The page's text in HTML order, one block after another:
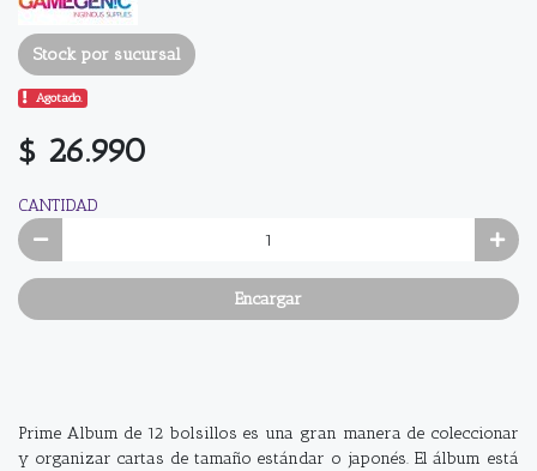
Stock por sucursal
Agotado.
$ 26.990
CANTIDAD
Encargar
Prime Album de 12 bolsillos es una gran manera de coleccionar
y organizar cartas de tamaño estándar o japonés. El álbum está